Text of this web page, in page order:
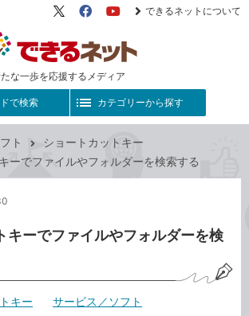
な一歩を応援するメディア
X（旧
FacebookYouTube
できるネットについて
で検索 カテゴリーから探す
ト
ショートカットキー
ーでファイルやフォルダーを検索する
キーでファイルやフォルダーを検
キー サービス／ソフト